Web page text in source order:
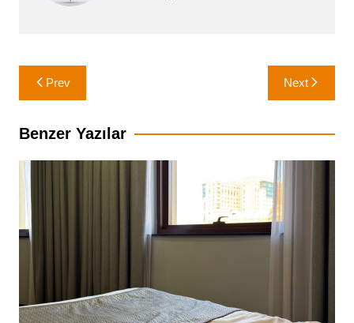
Yazı
gezinmesi
Prev Next
Benzer Yazılar